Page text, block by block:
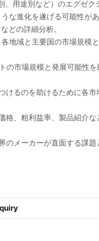
用途別など）のエグゼ
進化を遂げる可能性が
どの詳細分析。
地域と主要国の市場規模
市場規模と発展可能性
るのを助けるために各
、粗利益率、製品紹介な
メーカーが直面する課題